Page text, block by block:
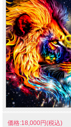
価格:18,000円(税込)